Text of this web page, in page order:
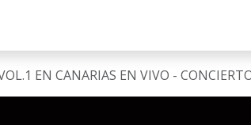
EN CANARIAS EN VIVO -